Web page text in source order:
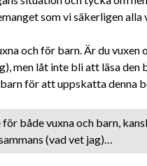
som vi säkerligen alla
och för barn. Är du vuxen
men låt inte bli att läsa den
för att uppskatta denna
både vuxna och barn,
(vad vet jag)…